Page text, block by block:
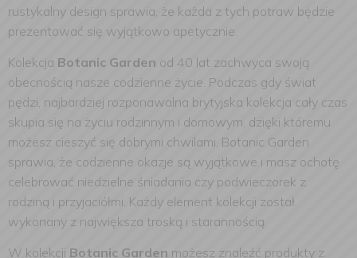
rustykalny design sprawia, że każda z tych potraw będzie
prezentować się wyjątkowo apetycznie.
Kolekcja Botanic Garden od 40 lat zachwyca swoją
obecnością nasze codzienne życie. Podczas gdy świat
pędzi, najbardziej rozponawalna brytyjska kolekcja cały czas
skupia się na życiu rodzinnym i domowym, dzięki któremu
możesz cieszyć się dobrymi chwilami. Botanic Garden
sprawia, że codzienne okazje są wyjątkowe i masz ochotę
celebrować niedzielne śniadania czy podwieczorek z
rodziną i przyjaciółmi. Każdy element kolekcji został
wykonany z największa troską i starannością.
W kolekcji Botanic Garden możesz znaleźć produkty z